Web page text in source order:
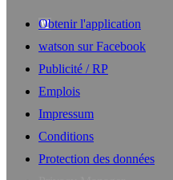
Obtenir l'application
watson sur Facebook
Publicité / RP
Emplois
Impressum
Conditions
Protection des données